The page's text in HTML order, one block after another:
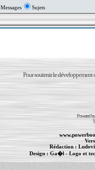
Messages Sujets
Pour soutenir le développement
Powered
Rédaction :
Design : Ga�l- Logo et